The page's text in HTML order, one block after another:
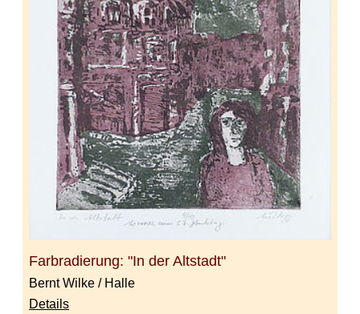
Farbradierung: "In der Altstadt"
Bernt Wilke / Halle
Details